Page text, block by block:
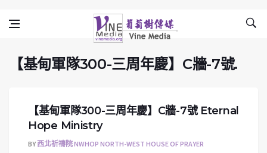
【基甸軍隊300-三周年慶】C牆-7號.
Vine Media
葡萄樹傳媒
【基甸軍隊300-三周年慶】C牆-7號.
【基甸軍隊300-三周年慶】C牆-7號 Eternal
Hope Ministry
BY西北祈禱院 NWHOP NORTH-WEST HOUSE OF PRAYER